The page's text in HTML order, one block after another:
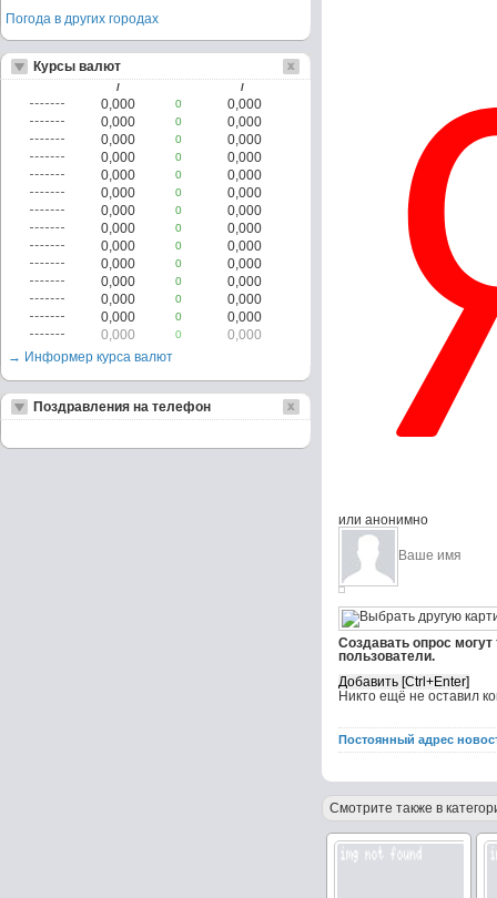
или анонимно
Создавать опрос
пользователи.
Никто ещё не оставил
Постоянный адрес
Смотрите также в
Погода в других городах
Курсы валют
/ /
0,000 0
0,000
0,000
0
0,000
0,000
0
0,000
0,000
0
0,000
0,000
0
0,000
0,000
0
0,000
0,000
0
0,000
0,000
0
0,000
0,000
0
0,000
0,000
0
0,000
0,000
0
0,000
0,000
0
0,000
0,000
0
0,000
0,000
0
0,000
→ Информер курса валют
Поздравления на телефон